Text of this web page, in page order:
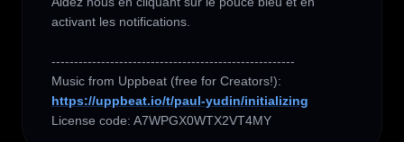
activant les notifications.
------------------------------------------------------
https://uppbeat.io/t/paul-yudin/initializing
License code: A7WPGX0WTX2VT4MY